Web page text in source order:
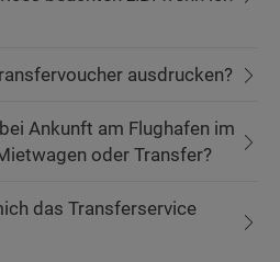
ausdrucken?
Ankunft am Flughafen im
oder Transfer?
das Transferservice